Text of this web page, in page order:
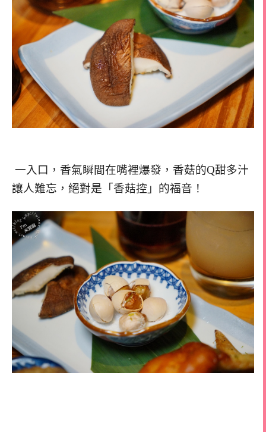
一入口，香氣瞬間在嘴裡爆發，香菇的Q甜多汁
讓人難忘，絕對是「香菇控」的福音！